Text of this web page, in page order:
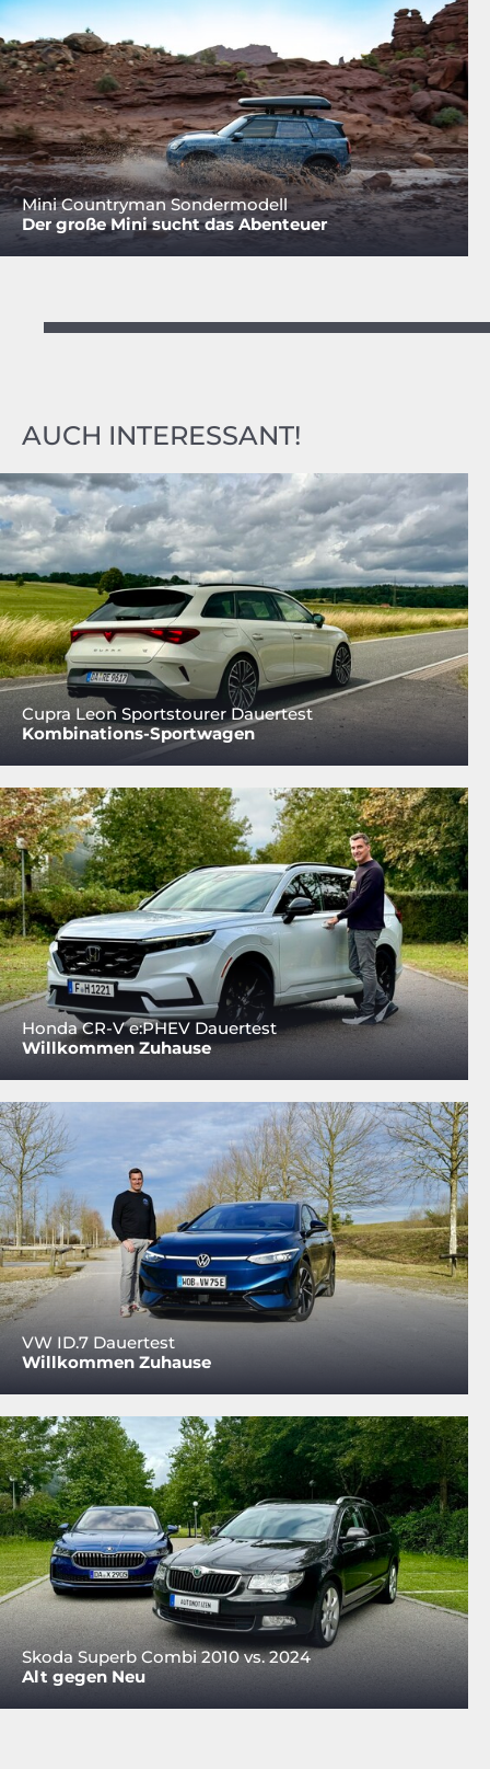
Mini Countryman Sondermodell
Der große Mini sucht das Abenteuer
AUCH INTERESSANT!
Cupra Leon Sportstourer Dauertest
Kombinations-Sportwagen
Honda CR-V e:PHEV Dauertest
Willkommen Zuhause
VW ID.7 Dauertest
Willkommen Zuhause
Skoda Superb Combi 2010 vs. 2024
Alt gegen Neu